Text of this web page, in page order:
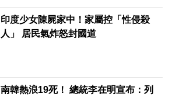
印度少女陳屍家中！家屬控「性侵殺
人」 居民氣炸怒封國道
南韓熱浪19死！ 總統李在明宣布：列